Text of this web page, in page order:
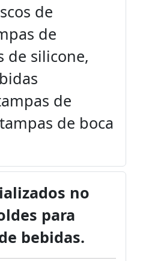
de
de
de silicone,
de
de boca
no
para
bebidas.